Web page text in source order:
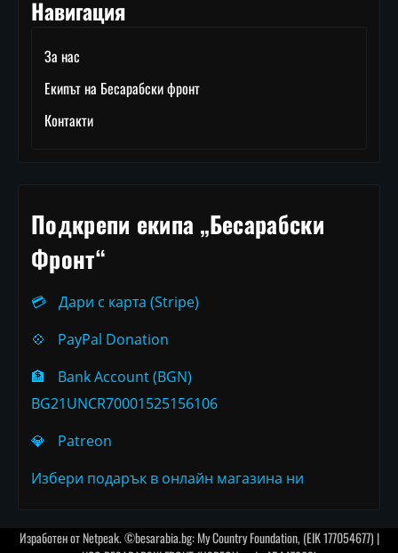
Навигация
За нас
Екипът на Бесарабски фронт
Контакти
Подкрепи екипа „Бесарабски
Фронт“
💳
Дари с карта (Stripe)
💠
PayPal Donation
🏦
Bank Account (BGN)
BG21UNCR70001525156106
💎
Patreon
Избери подарък в онлайн магазина ни
Изработен отNetpeak. ©besarabia.bg: My Country Foundation, (EIK 177054677) |